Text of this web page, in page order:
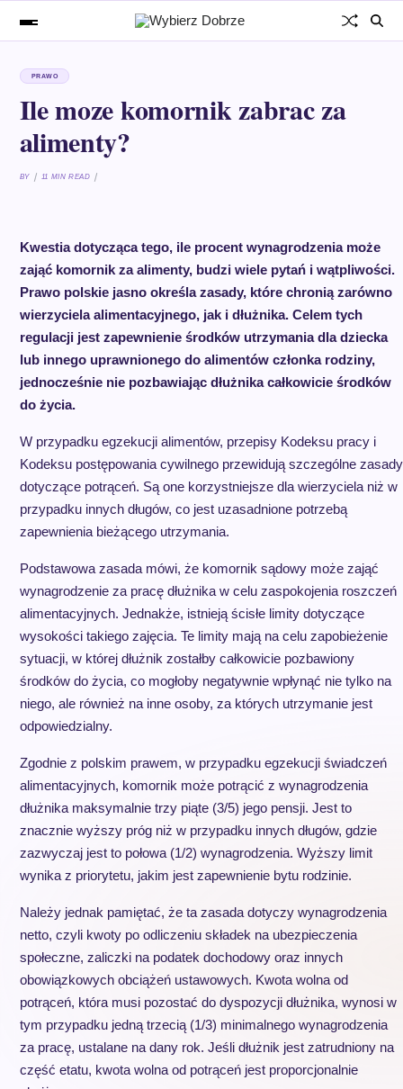
PRAWO
Ile moze komornik zabrac za
alimenty?
BY 11 MIN READ
Kwestia dotycząca tego, ile procent wynagrodzenia może
zająć komornik za alimenty, budzi wiele pytań i wątpliwości.
Prawo polskie jasno określa zasady, które chronią zarówno
wierzyciela alimentacyjnego, jak i dłużnika. Celem tych
regulacji jest zapewnienie środków utrzymania dla dziecka
lub innego uprawnionego do alimentów członka rodziny,
jednocześnie nie pozbawiając dłużnika całkowicie środków
do życia.
W przypadku egzekucji alimentów, przepisy Kodeksu pracy i
Kodeksu postępowania cywilnego przewidują szczególne zasady
dotyczące potrąceń. Są one korzystniejsze dla wierzyciela niż w
przypadku innych długów, co jest uzasadnione potrzebą
zapewnienia bieżącego utrzymania.
Podstawowa zasada mówi, że komornik sądowy może zająć
wynagrodzenie za pracę dłużnika w celu zaspokojenia roszczeń
alimentacyjnych. Jednakże, istnieją ścisłe limity dotyczące
wysokości takiego zajęcia. Te limity mają na celu zapobieżenie
sytuacji, w której dłużnik zostałby całkowicie pozbawiony
środków do życia, co mogłoby negatywnie wpłynąć nie tylko na
niego, ale również na inne osoby, za których utrzymanie jest
odpowiedzialny.
Zgodnie z polskim prawem, w przypadku egzekucji świadczeń
alimentacyjnych, komornik może potrącić z wynagrodzenia
dłużnika maksymalnie trzy piąte (3/5) jego pensji. Jest to
znacznie wyższy próg niż w przypadku innych długów, gdzie
zazwyczaj jest to połowa (1/2) wynagrodzenia. Wyższy limit
wynika z priorytetu, jakim jest zapewnienie bytu rodzinie.
Należy jednak pamiętać, że ta zasada dotyczy wynagrodzenia
netto, czyli kwoty po odliczeniu składek na ubezpieczenia
społeczne, zaliczki na podatek dochodowy oraz innych
obowiązkowych obciążeń ustawowych. Kwota wolna od
potrąceń, która musi pozostać do dyspozycji dłużnika, wynosi w
tym przypadku jedną trzecią (1/3) minimalnego wynagrodzenia
za pracę, ustalane na dany rok. Jeśli dłużnik jest zatrudniony na
część etatu, kwota wolna od potrąceń jest proporcjonalnie